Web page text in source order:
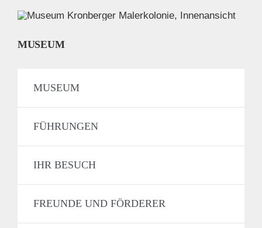
MUSEUM
MUSEUM
FÜHRUNGEN
IHR BESUCH
FREUNDE UND FÖRDERER